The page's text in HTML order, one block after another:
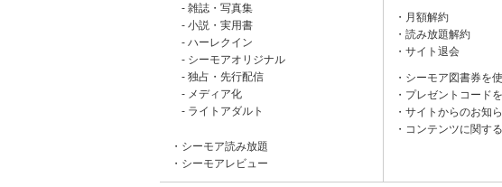
雑誌・写真集
小説・実用書
ハーレクイン
シーモアオリジナル
独占・先行配信
メディア化
ライトアダルト
シーモア読み放題
シーモアレビュー
月額解約
読み放題解約
サイト退会
シーモア図書券を
プレゼントコード
サイトからのお知
コンテンツに関す